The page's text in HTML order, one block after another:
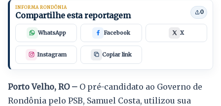
INFORMA RONDÔNIA
Compartilhe esta reportagem 0
WhatsApp Facebook X
Instagram Copiar link
Porto Velho, RO – O pré-candidato ao Governo de
Rondônia pelo PSB, Samuel Costa, utilizou sua